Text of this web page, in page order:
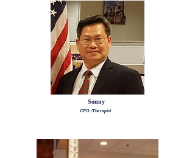
CFO /Therapist
Sonny